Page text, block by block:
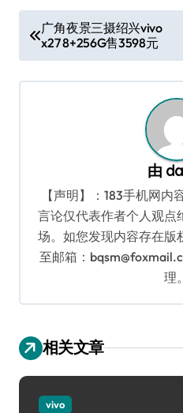
章
导
广角夜景三摄绍兴vivo
x27 8+256G售3598元
由
【声明】：183手机网
言论仅代表作者个人观点
场。如您发现内容存在版
至邮箱：
理。
相关文章
vivo